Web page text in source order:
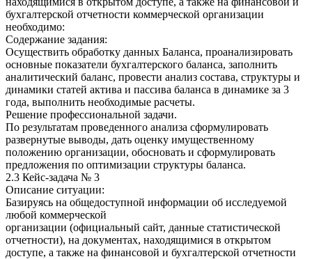
бухгалтерской отчетности коммерческой организации
необходимо:
Содержание задания:
Осуществить обработку данных Баланса, проанализировать
основные показатели бухгалтерского баланса, заполнить
аналитический баланс, провести анализ состава, структуры и
динамики статей актива и пассива баланса в динамике за 3
года, выполнить необходимые расчеты.
Решение профессиональной задачи.
По результатам проведенного анализа сформулировать
развернутые выводы, дать оценку имущественному
положению организации, обосновать и сформулировать
предложения по оптимизации структуры баланса.
2.3 Кейс-задача № 3
Описание ситуации:
Базируясь на общедоступной информации об исследуемой
любой коммерческой
организации (официальный сайт, данные статистической
отчетности), на документах, находящимися в открытом
доступе, а также на финансовой и бухгалтерской отчетности